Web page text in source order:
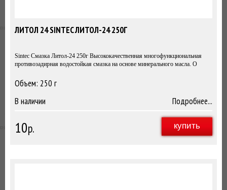
ЛИТОЛ 24 SINTEC ЛИТОЛ-24 250Г
Sintec Смазка Литол-24 250г Высококачественная многофункциональная
противозадирная водостойкая смазка на основе минерального масла. О
Объем: 250 г
В наличии Подробнее...
10р. купить